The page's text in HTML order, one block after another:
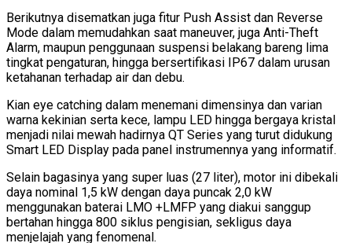
Berikutnya disematkan juga fitur Push Assist dan Reverse
Mode dalam memudahkan saat maneuver, juga Anti-Theft
Alarm, maupun penggunaan suspensi belakang bareng lima
tingkat pengaturan, hingga bersertifikasi IP67 dalam urusan
ketahanan terhadap air dan debu.
Kian eye catching dalam menemani dimensinya dan varian
warna kekinian serta kece, lampu LED hingga bergaya kristal
menjadi nilai mewah hadirnya QT Series yang turut didukung
Smart LED Display pada panel instrumennya yang informatif.
Selain bagasinya yang super luas (27 liter), motor ini dibekali
daya nominal 1,5 kW dengan daya puncak 2,0 kW
menggunakan baterai LMO +LMFP yang diakui sanggup
bertahan hingga 800 siklus pengisian, sekligus daya
menjelajah yang fenomenal.